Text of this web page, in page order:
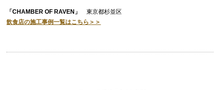
「CHAMBER OF RAVEN」
東京都杉並区
飲食店の施工事例一覧はこちら＞＞